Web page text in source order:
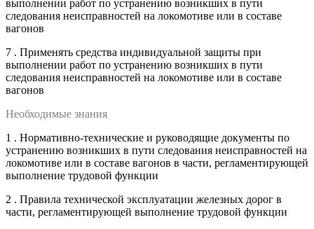
выполнении работ по устранению возникших в пути
следования неисправностей на локомотиве или в составе
вагонов
7 . Применять средства индивидуальной защиты при
выполнении работ по устранению возникших в пути
следования неисправностей на локомотиве или в составе
вагонов
Необходимые знания
1 . Нормативно-технические и руководящие документы по
устранению возникших в пути следования неисправностей на
локомотиве или в составе вагонов в части, регламентирующей
выполнение трудовой функции
2 . Правила технической эксплуатации железных дорог в
части, регламентирующей выполнение трудовой функции